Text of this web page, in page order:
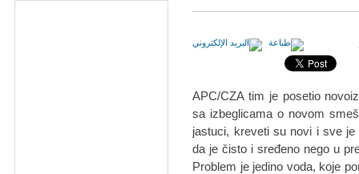
APC/CZA tim je posetio
sa izbeglicama o novom
jastuci, kreveti su novi i sve
da je čisto i sređeno nego u
Problem je jedino voda, koje